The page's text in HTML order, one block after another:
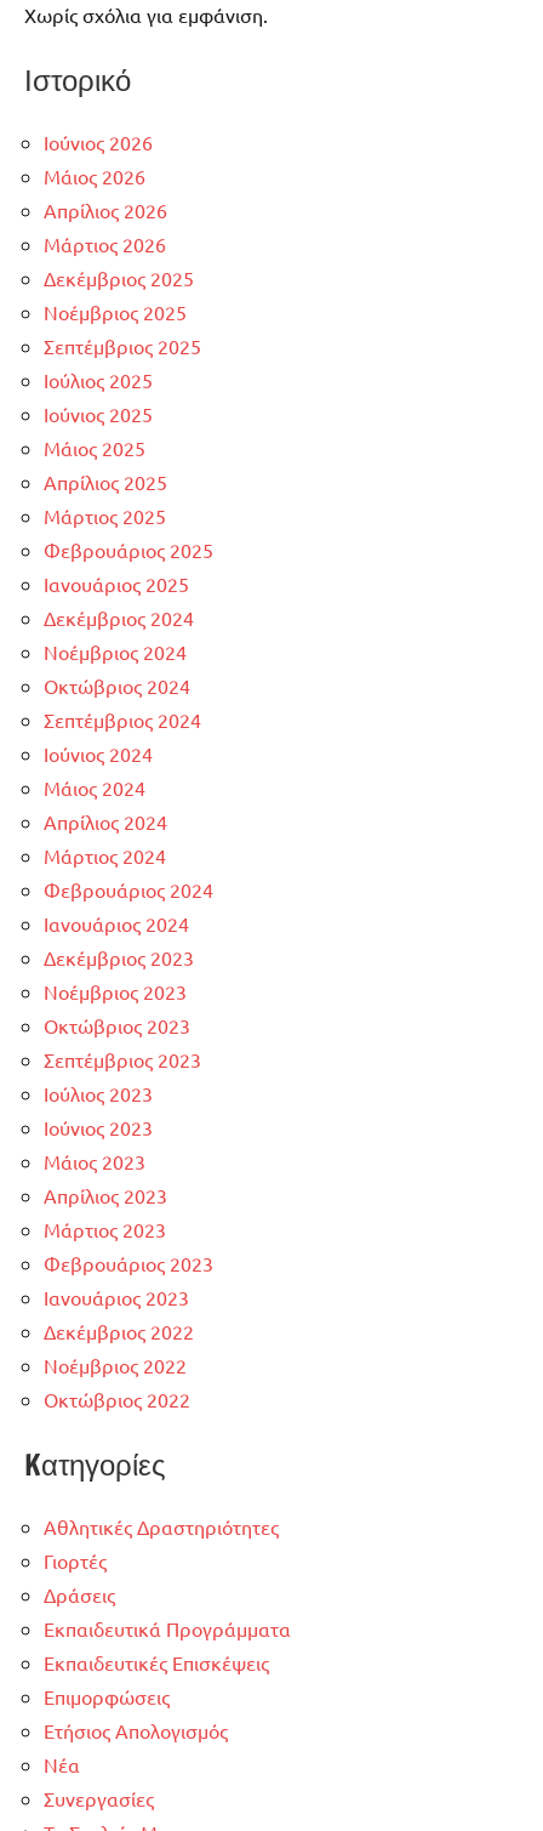
Χωρίς σχόλια για εμφάνιση.
Ιστορικό
Ιούνιος 2026
Μάιος 2026
Απρίλιος 2026
Μάρτιος 2026
Δεκέμβριος 2025
Νοέμβριος 2025
Σεπτέμβριος 2025
Ιούλιος 2025
Ιούνιος 2025
Μάιος 2025
Απρίλιος 2025
Μάρτιος 2025
Φεβρουάριος 2025
Ιανουάριος 2025
Δεκέμβριος 2024
Νοέμβριος 2024
Οκτώβριος 2024
Σεπτέμβριος 2024
Ιούνιος 2024
Μάιος 2024
Απρίλιος 2024
Μάρτιος 2024
Φεβρουάριος 2024
Ιανουάριος 2024
Δεκέμβριος 2023
Νοέμβριος 2023
Οκτώβριος 2023
Σεπτέμβριος 2023
Ιούλιος 2023
Ιούνιος 2023
Μάιος 2023
Απρίλιος 2023
Μάρτιος 2023
Φεβρουάριος 2023
Ιανουάριος 2023
Δεκέμβριος 2022
Νοέμβριος 2022
Οκτώβριος 2022
Kατηγορίες
Αθλητικές Δραστηριότητες
Γιορτές
Δράσεις
Εκπαιδευτικά Προγράμματα
Εκπαιδευτικές Επισκέψεις
Επιμορφώσεις
Ετήσιος Απολογισμός
Νέα
Συνεργασίες